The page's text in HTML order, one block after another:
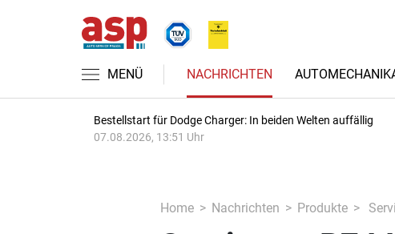
MENÜ NACHRICHTEN
Bestellstart für Dodge Charger: In beiden Welten auffällig
07.08.2026, 13:51 Uhr
Home Nachrichten Produkte